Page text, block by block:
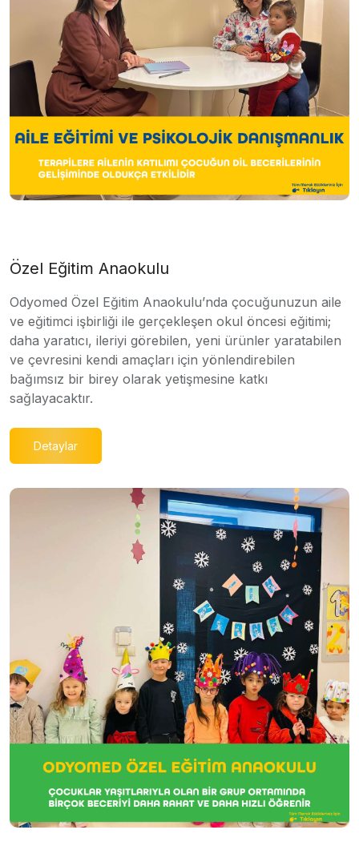
Özel Eğitim Anaokulu
Odyomed Özel Eğitim Anaokulu’nda çocuğunuzun aile
ve eğitimci işbirliği ile gerçekleşen okul öncesi eğitimi;
daha yaratıcı, ileriyi görebilen, yeni ürünler yaratabilen
ve çevresini kendi amaçları için yönlendirebilen
bağımsız bir birey olarak yetişmesine katkı
sağlayacaktır.
Detaylar